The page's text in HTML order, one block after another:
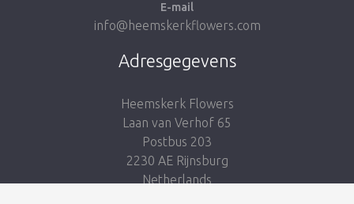
E-mail
info@heemskerkflowers.com
Adresgegevens
Heemskerk Flowers
Laan van Verhof 65
Postbus 203
2230 AE Rijnsburg
Netherlands